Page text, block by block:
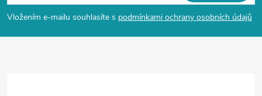
pVložením e-mailu souhlasíte s podmínkami ochrany osobních údajů